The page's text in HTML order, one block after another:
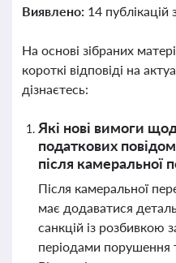
Виявлено: 14 публікацій
На основі зібраних
короткі відповіді на
дізнаєтесь:
Які нові вимоги
податкових
після камеральної
Після камеральної
має додаватися
санкцій із розбивкою
періодами порушення